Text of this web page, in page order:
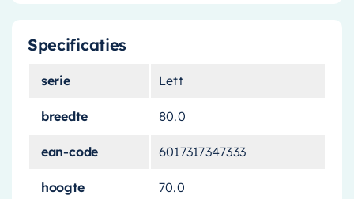
en modern ontwerp met de hoogste
kwaliteitsstandaarden. Deze elegant
vorm past perfect in elke moderne badkamer of
uw interieur.
Specificaties
serie Lett
breedte 80.0
ean-code 6017317347333
hoogte 70.0